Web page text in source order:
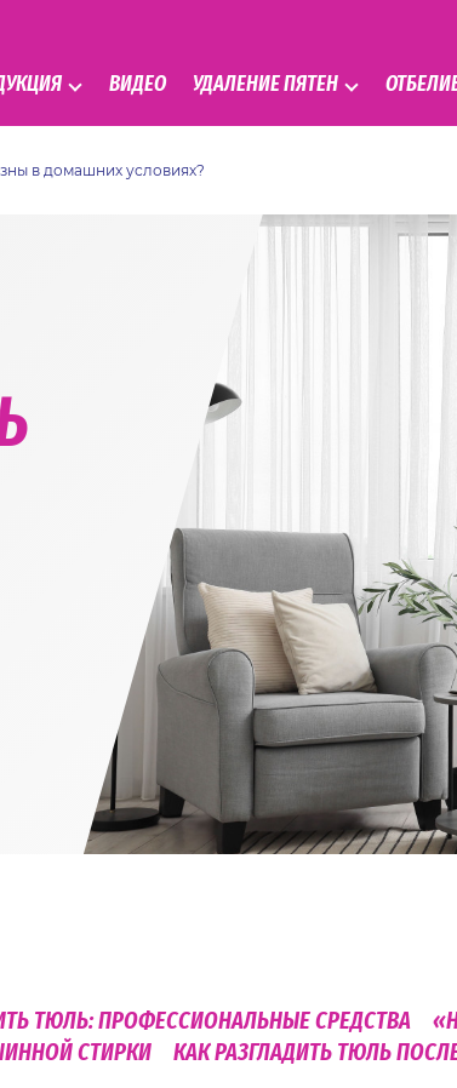
ВИДЕО УДАЛЕНИЕ ПЯТЕН
в домашних условиях?
ТЮЛЬ: ПРОФЕССИОНАЛЬНЫЕ СРЕДСТВА
СТИРКИ
КАК РАЗГЛАДИТЬ ТЮЛЬ